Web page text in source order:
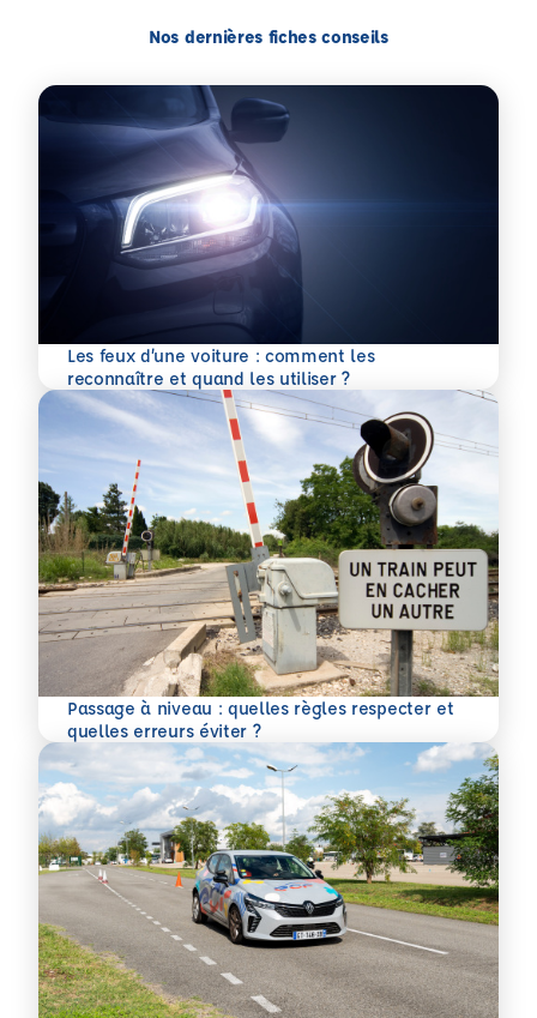
Nos dernières fiches conseils
Les feux d’une voiture : comment les
reconnaître et quand les utiliser ?
En savoir plus
Passage à niveau : quelles règles respecter et
quelles erreurs éviter ?
En savoir plus